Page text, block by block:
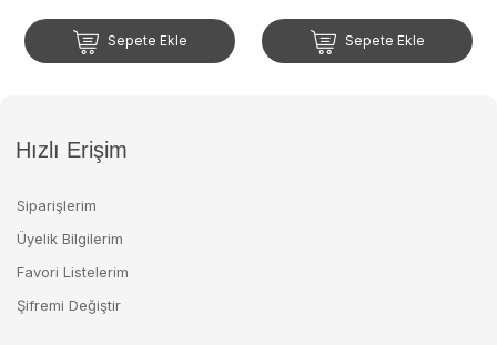
Sepete Ekle Sepete Ekle
Hızlı Erişim
Siparişlerim
Üyelik Bilgilerim
Favori Listelerim
Şifremi Değiştir